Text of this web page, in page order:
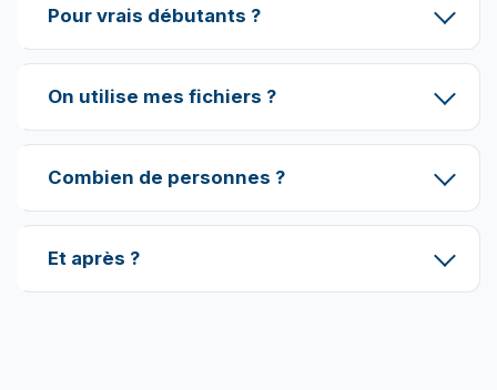
Pour vrais débutants ?
On utilise mes fichiers ?
Combien de personnes ?
Et après ?